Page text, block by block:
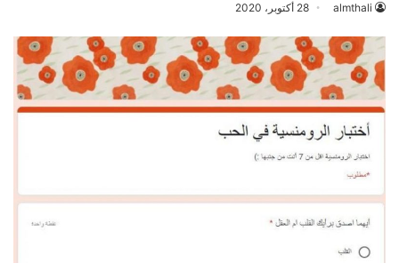
almthali 28 أكتوبر، 2020